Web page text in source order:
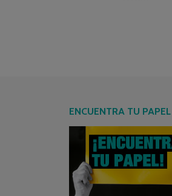
ENCUENTRA TU PAPEL